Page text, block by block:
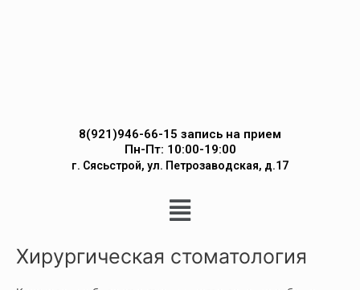
8(921)946-66-15 запись на прием
Пн-Пт: 10:00-19:00
г. Сясьстрой, ул. Петрозаводская, д.17
Хирургическая стоматология